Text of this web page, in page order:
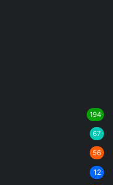
194
67
56
12